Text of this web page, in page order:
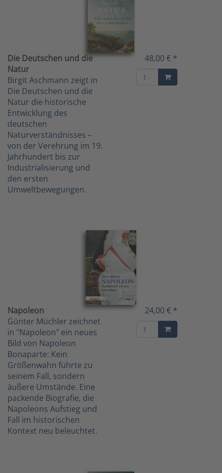
Die Deutschen und die
Natur
Birgit Aschmann zeigt in
Die Deutschen und die
Natur die historische
Entwicklung des
deutschen
Naturverständnisses –
von der Verehrung im 19.
Jahrhundert bis zur
Industrialisierung und
den ersten
Umweltbewegungen.
48,00 € *
Napoleon
Günter Müchler zeichnet
in "Napoleon" ein neues
Bild von Napoleon
Bonaparte: Kein
Größenwahn führte zu
seinem Fall, sondern
äußere Umstände. Eine
packende Biografie, die
Napoleons Aufstieg und
Fall im historischen
Kontext neu beleuchtet.
24,00 € *